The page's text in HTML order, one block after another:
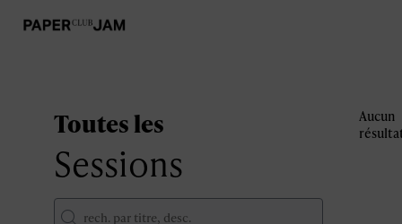
Toutes les
Sessions
Aucun